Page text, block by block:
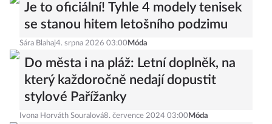
Je to oficiální! Tyhle 4 modely tenisek
se stanou hitem letošního podzimu
Sára Blahaj4. srpna 2026 03:00 Móda
Do města i na pláž: Letní doplněk, na
který každoročně nedají dopustit
stylové Pařížanky
Ivona Horváth Souralová8. července 2024 03:00 Móda